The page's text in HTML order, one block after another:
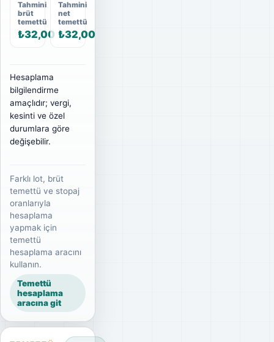
Tahmini
brüt
temettü
₺32,00
Tahmini
net
temettü
₺32,00
Hesaplama
bilgilendirme
amaçlıdır; vergi,
kesinti ve özel
durumlara göre
değişebilir.
Farklı lot, brüt
temettü ve stopaj
oranlarıyla
hesaplama
yapmak için
temettü
hesaplama aracını
kullanın.
Temettü
hesaplama
aracına git